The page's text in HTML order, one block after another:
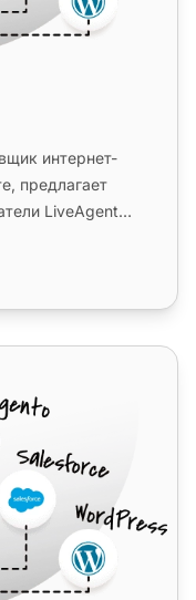
интернет-
предлагает
LiveAgent